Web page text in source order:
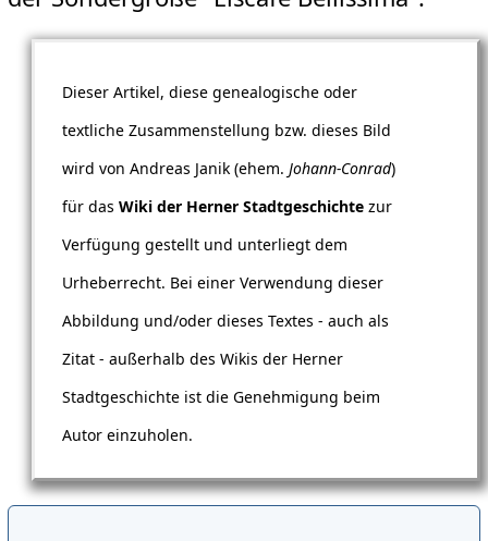
Dieser Artikel, diese genealogische oder
textliche Zusammenstellung bzw. dieses Bild
wird von Andreas Janik (ehem. Johann-Conrad)
für das Wiki der Herner Stadtgeschichtezur
Verfügung gestellt und unterliegt dem
Urheberrecht. Bei einer Verwendung dieser
Abbildung und/oder dieses Textes - auch als
Zitat - außerhalb des Wikis der Herner
Stadtgeschichte ist die Genehmigung beim
Autor einzuholen.